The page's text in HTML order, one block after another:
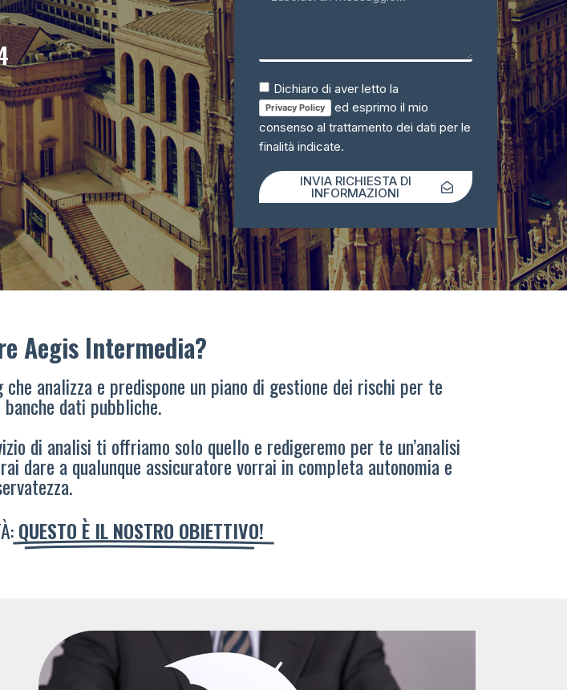
Dichiaro di aver letto la
Privacy Policy
ed esprimo il mio
consenso al trattamento dei dati per le
finalità indicate.
INVIA RICHIESTA DI
INFORMAZIONI
Aegis Intermedia?
analizza e predispone un piano di gestione dei rischi per te
dati pubbliche.
di analisi ti offriamo solo quello e redigeremo per te un’analisi
dare a qualunque assicuratore vorrai in completa autonomia e
QUESTO È IL NOSTRO OBIETTIVO!